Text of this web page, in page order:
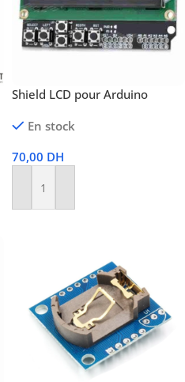
Shield LCD pour Arduino
En stock
70,00 DH
Ajouter Au Panier